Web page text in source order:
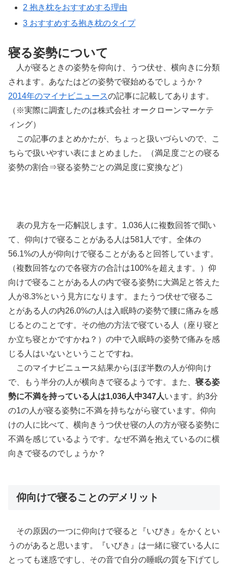
2 抱き枕をおすすめする理由
3 おすすめする抱き枕のタイプ
寝る姿勢について
人が寝るときの姿勢を仰向け、うつ伏せ、横向きに分類
されます。あなたはどの姿勢で寝始めるでしょうか？
2014年のマイナビニュースの記事に記載してあります。
（※実際に調査したのは株式会社 オークローンマーケテ
ィング）
この記事のまとめかたが、ちょっと扱いづらいので、こ
ちらで扱いやすい表にまとめました。（満足度ごとの寝る
姿勢の割合⇒寝る姿勢ごとの満足度に変換など）
表の見方を一応解説します。1,036人に複数回答で聞い
て、仰向けで寝ることがある人は581人です。全体の
56.1%の人が仰向けで寝ることがあると回答しています。
（複数回答なので各寝方の合計は100%を超えます。）仰
向けで寝ることがある人の内で寝る姿勢に大満足と答えた
人が8.3%という見方になります。またうつ伏せで寝るこ
とがある人の内26.0%の人は入眠時の姿勢で腰に痛みを感
じるとのことです。その他の方法で寝ている人（座り寝と
か立ち寝とかですかね？）の中で入眠時の姿勢で痛みを感
じる人はいないということですね。
このマイナビニュース結果からほぼ半数の人が仰向け
で、もう半分の人が横向きで寝るようです。また、 寝る姿
勢に不満を持っている人は1,036人中347人います。約3分
の1の人が寝る姿勢に不満を持ちながら寝ています。仰向
けの人に比べて、横向きうつ伏せ寝の人の方が寝る姿勢に
不満を感じているようです。なぜ不満を抱えているのに横
向きで寝るのでしょうか？
仰向けで寝ることのデメリット
その原因の一つに仰向けで寝ると『いびき』をかくとい
うのがあると思います。『いびき』は一緒に寝ている人に
とっても迷惑ですし、その音で自分の睡眠の質を下げてし